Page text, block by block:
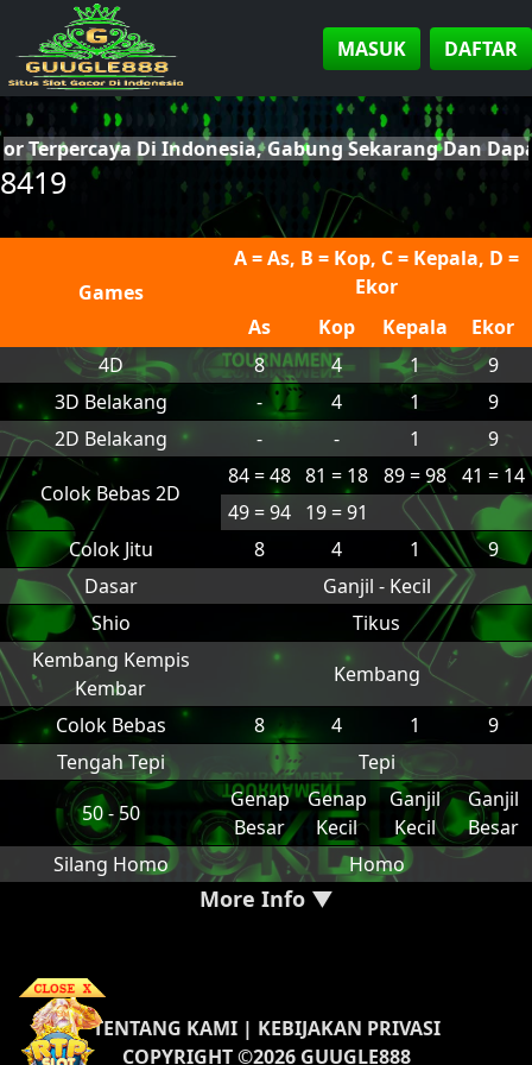
MASUK DAFTAR
Terpercaya Di Indonesia, Gabung Sekarang Dan
8419
Games
A = As, B = Kop, C = Kepala, D =
Ekor
As
Kop Kepala
Ekor
4D
8 4 1
9
3D Belakang
- 4 1
9
2D Belakang
- - 1 9
Colok Bebas 2D
84 = 48 81 = 18 89 = 98
41 = 14
49 = 94 19 = 91
Colok Jitu
8 4 1
9
Dasar
Ganjil - Kecil
Shio
Tikus
Kembang Kempis
Kembar
Kembang
Colok Bebas
8 4 1
9
Tengah Tepi
Tepi
50 - 50
Genap
Besar
Genap
Kecil
Ganjil
Kecil
Ganjil
Besar
Silang Homo
Homo
More Info ▼
TENTANG KAMI| KEBIJAKAN PRIVASI
COPYRIGHT ©2026 GUUGLE888